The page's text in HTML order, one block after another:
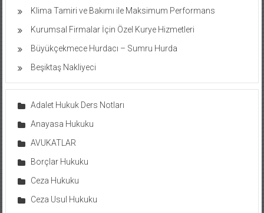
Klima Tamiri ve Bakımı ile Maksimum Performans
Kurumsal Firmalar İçin Özel Kurye Hizmetleri
Büyükçekmece Hurdacı – Sumru Hurda
Beşiktaş Nakliyeci
Adalet Hukuk Ders Notları
Anayasa Hukuku
AVUKATLAR
Borçlar Hukuku
Ceza Hukuku
Ceza Usul Hukuku